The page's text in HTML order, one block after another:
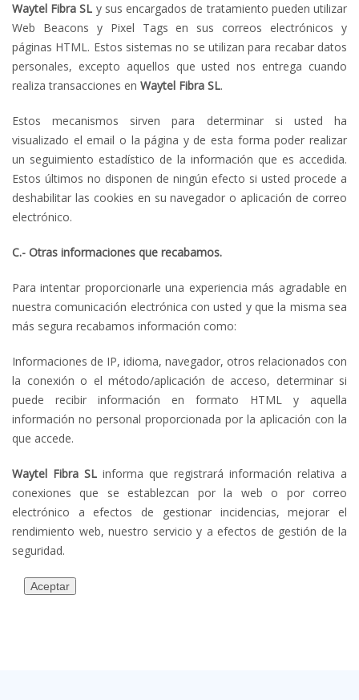
Waytel Fibra SL y sus encargados de tratamiento pueden utilizar
Web Beacons y Pixel Tags en sus correos electrónicos y
páginas HTML. Estos sistemas no se utilizan para recabar datos
personales, excepto aquellos que usted nos entrega cuando
realiza transacciones en Waytel Fibra SL.
Estos mecanismos sirven para determinar si usted ha
visualizado el email o la página y de esta forma poder realizar
un seguimiento estadístico de la información que es accedida.
Estos últimos no disponen de ningún efecto si usted procede a
deshabilitar las cookies en su navegador o aplicación de correo
electrónico.
C.- Otras informaciones que recabamos.
Para intentar proporcionarle una experiencia más agradable en
nuestra comunicación electrónica con usted y que la misma sea
más segura recabamos información como:
Informaciones de IP, idioma, navegador, otros relacionados con
la conexión o el método/aplicación de acceso, determinar si
puede recibir información en formato HTML y aquella
información no personal proporcionada por la aplicación con la
que accede.
Waytel Fibra SL informa que registrará información relativa a
conexiones que se establezcan por la web o por correo
electrónico a efectos de gestionar incidencias, mejorar el
rendimiento web, nuestro servicio y a efectos de gestión de la
seguridad.
Aceptar